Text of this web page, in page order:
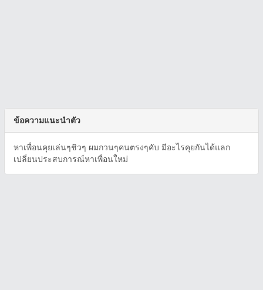
ข้อความแนะนำตัว
หาเพื่อนคุยเล่นๆชิวๆ ผมกวนๆคนตรงๆคับ มีอะไรคุยกันได้แลก
เปลี่ยนประสบการณ์หาเพื่อนใหม่